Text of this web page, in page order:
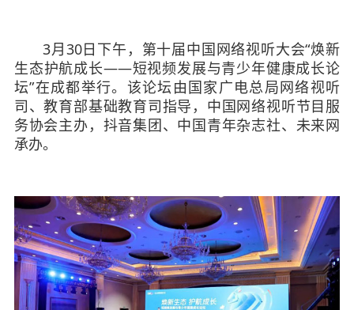
3月30日下午，第十届中国网络视听大会“焕新
生态护航成长——短视频发展与青少年健康成长论
坛”在成都举行。该论坛由国家广电总局网络视听
司、教育部基础教育司指导，中国网络视听节目服
务协会主办，抖音集团、中国青年杂志社、未来网
承办。